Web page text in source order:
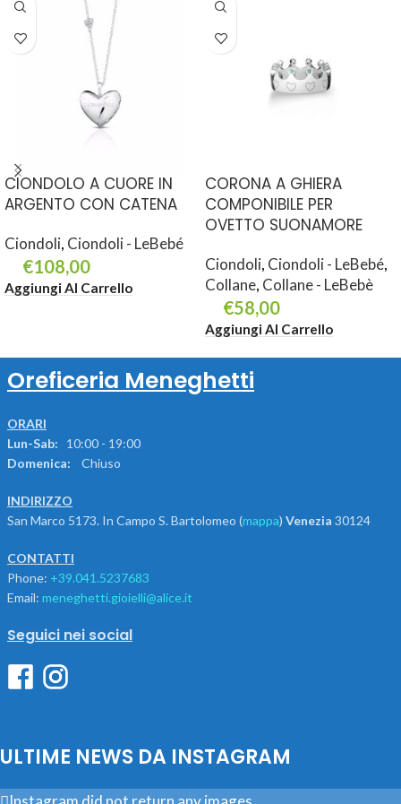
CIONDOLO A CUORE IN
ARGENTO CON CATENA
Ciondoli, Ciondoli - LeBebé
€108,00
Aggiungi Al Carrello
CORONA A GHIERA
COMPONIBILE PER
OVETTO SUONAMORE
Ciondoli, Ciondoli - LeBebé,
Collane, Collane - LeBebè
€58,00
Aggiungi Al Carrello
Oreficeria Meneghetti
ORARI
Lun-Sab: 10:00 - 19:00
Domenica:
Chiuso
INDIRIZZO
San Marco 5173. In Campo S. Bartolomeo (mappa) Venezia 30124
CONTATTI
Phone: +39.041.5237683
Email: meneghetti.gioielli@alice.it
Seguici nei social
ULTIME NEWS DA INSTAGRAM